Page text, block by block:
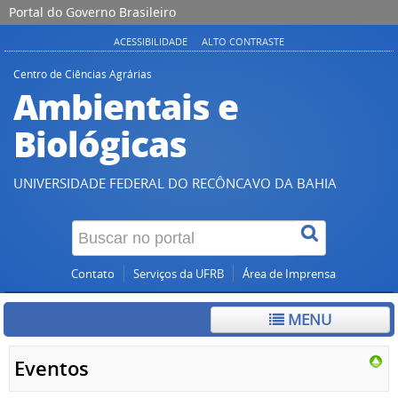
Portal do Governo Brasileiro
ACESSIBILIDADE ALTO CONTRASTE
Centro de Ciências Agrárias
Ambientais e
Biológicas
UNIVERSIDADE FEDERAL DO RECÔNCAVO DA BAHIA
Contato Serviços da UFRB Área de Imprensa
MENU
Eventos